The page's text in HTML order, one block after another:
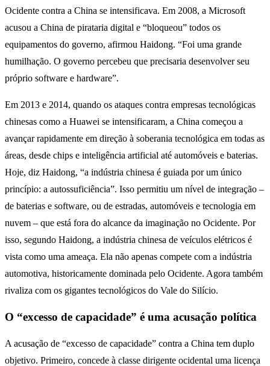
Ocidente contra a China se intensificava. Em 2008, a Microsoft
acusou a China de pirataria digital e “bloqueou” todos os
equipamentos do governo, afirmou Haidong. “Foi uma grande
humilhação. O governo percebeu que precisaria desenvolver seu
próprio software e hardware”.
Em 2013 e 2014, quando os ataques contra empresas tecnológicas
chinesas como a Huawei se intensificaram, a China começou a
avançar rapidamente em direção à soberania tecnológica em todas as
áreas, desde chips e inteligência artificial até automóveis e baterias.
Hoje, diz Haidong, “a indústria chinesa é guiada por um único
princípio: a autossuficiência”. Isso permitiu um nível de integração –
de baterias e software, ou de estradas, automóveis e tecnologia em
nuvem – que está fora do alcance da imaginação no Ocidente. Por
isso, segundo Haidong, a indústria chinesa de veículos elétricos é
vista como uma ameaça. Ela não apenas compete com a indústria
automotiva, historicamente dominada pelo Ocidente. Agora também
rivaliza com os gigantes tecnológicos do Vale do Silício.
O “excesso de capacidade” é uma acusação política
A acusação de “excesso de capacidade” contra a China tem duplo
objetivo. Primeiro, concede à classe dirigente ocidental uma licença